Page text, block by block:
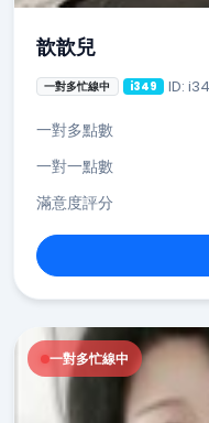
歆歆兒
一對多忙線中 i349 ID:
一對多點數
一對一點數
滿意度評分
一對多忙線中